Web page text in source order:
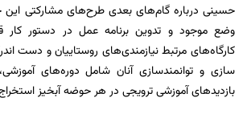
حسینی درباره گام‌های بعدی طرح‌های مشارکتی این
وضع موجود و تدوین برنامه عمل در دستور کار
کارگاه‌های مرتبط نیازمندی‌های روستاییان و دست
سازی و توانمندسازی آنان شامل دوره‌های
بازدیدهای آموزشی ترویجی در هر حوضه آبخیز